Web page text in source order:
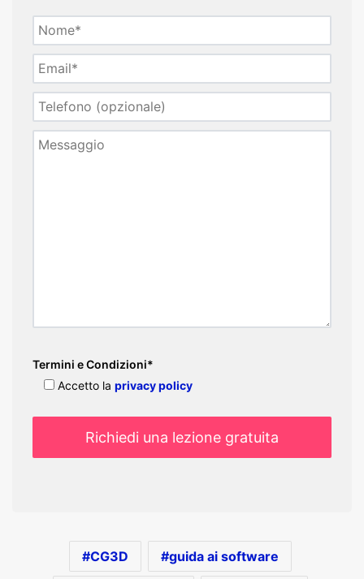
Termini e Condizioni*
Accetto la privacy policy
CG3D guida ai software